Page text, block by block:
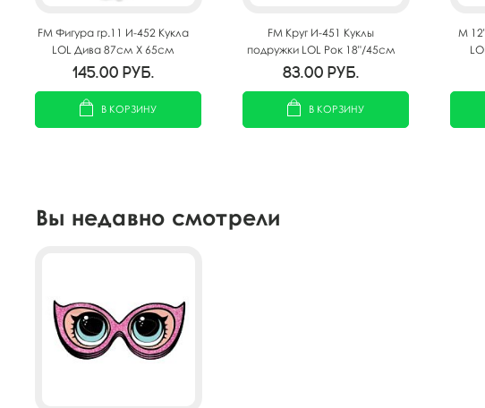
FM Фигура гр.11 И-452 Кукла
LOL Дива 87см X 65см
145.00 руб.
В КОРЗИНУ
FM Круг И-451 Куклы
подружки LOL Рок 18"/45см
83.00 руб.
В КОРЗИНУ
M
Вы недавно смотрели